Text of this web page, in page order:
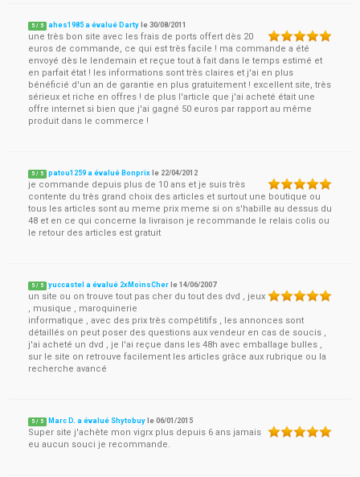
5 / 5 ahes1985 a évalué Darty le30/08/2011
une très bon site avec les frais de ports offert dès 20
euros de commande, ce qui est très facile ! ma commande a été
envoyé dès le lendemain et reçue tout à fait dans le temps estimé et
en parfait état ! les informations sont très claires et j'ai en plus
bénéficié d'un an de garantie en plus gratuitement ! excellent site, très
sérieux et riche en offres ! de plus l'article que j'ai acheté était une
offre internet si bien que j'ai gagné 50 euros par rapport au même
produit dans le commerce !
5 / 5 patou1259 a évalué Bonprix le 22/04/2012
je commande depuis plus de 10 ans et je suis très
contente du très grand choix des articles et surtout une boutique ou
tous les articles sont au meme prix meme si on s'habille au dessus du
48 et en ce qui concerne la livraison je recommande le relais colis ou
le retour des articles est gratuit
5 / 5 yuccastel a évalué 2xMoinsCher le14/06/2007
un site ou on trouve tout pas cher du tout des dvd , jeux
, musique , maroquinerie
informatique , avec des prix très compétitifs , les annonces sont
détaillés on peut poser des questions aux vendeur en cas de soucis ,
j'ai acheté un dvd , je l'ai reçue dans les 48h avec emballage bulles ,
sur le site on retrouve facilement les articles grâce aux rubrique ou la
recherche avancé
5 / 5 Marc D. a évalué Shytobuy le06/01/2015
Super site j'achète mon vigrx plus depuis 6 ans jamais
eu aucun souci je recommande.